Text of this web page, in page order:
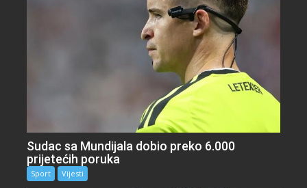
Sudac sa Mundijala dobio preko 6.000
prijetećih poruka
Sport Vijesti